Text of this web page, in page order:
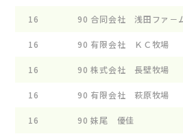
16 90 合同会社 浅田ファ－
16 90 有限会社 ＫＣ牧場
16 90 株式会社 長壁牧場
16 90 有限会社 萩原牧場
16 90 妹尾 優佳